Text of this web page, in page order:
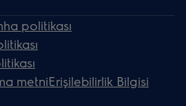
politikası
metniErişilebilirlik Bilgisi